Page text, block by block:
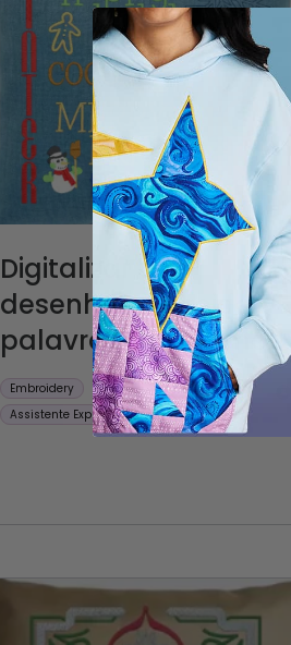
Digitalizar um
desenho Embroidery
palavras de inverno
Embroidery
Assistente ExpressDesign
CREATIVATE
Educação